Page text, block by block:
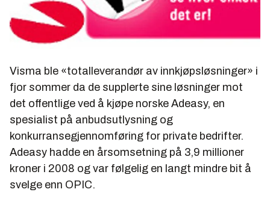
Visma ble «totalleverandør av innkjøpsløsninger» i
fjor sommer da de supplerte sine løsninger mot
det offentlige ved å kjøpe norske Adeasy, en
spesialist på anbudsutlysning og
konkurransegjennomføring for private bedrifter.
Adeasy hadde en årsomsetning på 3,9 millioner
kroner i 2008 og var følgelig en langt mindre bit å
svelge enn OPIC.